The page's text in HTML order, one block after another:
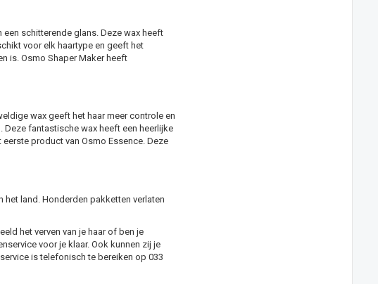
schitterende glans. Deze wax heeft
voor elk haartype en geeft het
is. Osmo Shaper Maker heeft
wax geeft het haar meer controle en
Deze fantastische wax heeft een heerlijke
product van Osmo Essence. Deze
land. Honderden pakketten verlaten
het verven van je haar of ben je
voor je klaar. Ook kunnen zij je
is telefonisch te bereiken op 033